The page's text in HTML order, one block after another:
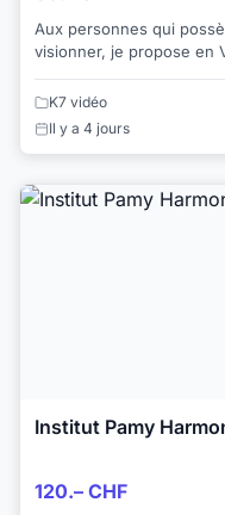
Aux personnes qui
visionner, je propose en
K7 vidéo
Il y a 4 jours
Institut Pamy
120.– CHF